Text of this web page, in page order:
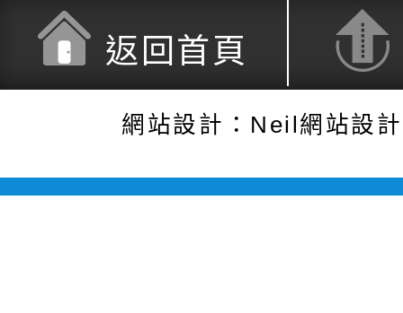
返回首頁
網站設計：Neil網站設